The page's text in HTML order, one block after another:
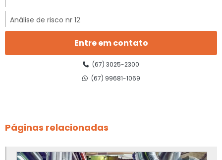
Análise de risco nr 12
Análise de risco nr 12 preço
Análise preliminar de risco nr 12
Apreciação de risco de máquinas
Apreciação de risco de máquinas e equipamentos
Entre em contato
(67) 3025-2300
(67) 99681-1069
Páginas relacionadas